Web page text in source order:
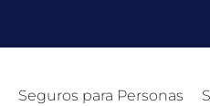
Seguros para Personas